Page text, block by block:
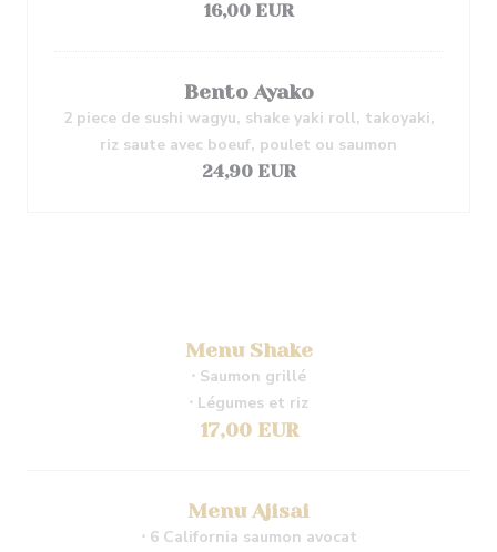
16,00 EUR
Bento Ayako
2 piece de sushi wagyu, shake yaki roll, takoyaki,
riz saute avec boeuf, poulet ou saumon
24,90 EUR
Menu Shake
⋅ Saumon grillé
⋅ Légumes et riz
17,00 EUR
Menu Ajisai
⋅ 6 California saumon avocat